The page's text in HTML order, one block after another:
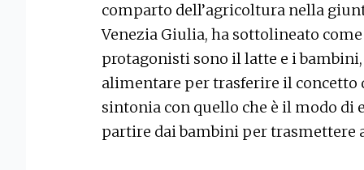
comparto dell’agricoltura nella
Venezia Giulia, ha sottolineato
protagonisti sono il latte e i
alimentare per trasferire il concetto
sintonia con quello che è il modo di
partire dai bambini per trasmettere